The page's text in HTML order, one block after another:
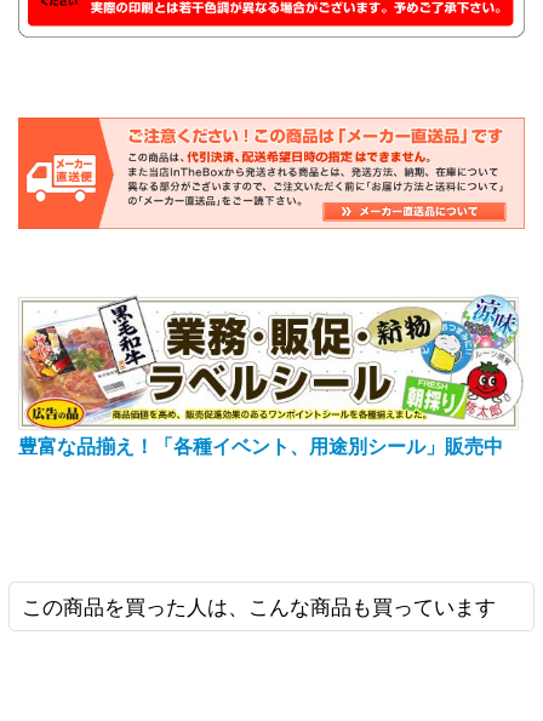
豊富な品揃え！「各種イベント、用途別シール」販売中
この商品を買った人は、こんな商品も買っています